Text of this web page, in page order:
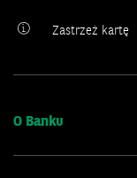
Zastrzeż kartę
O Banku